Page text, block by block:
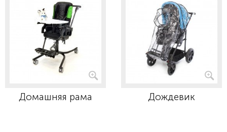
Домашняя рама Дождевик